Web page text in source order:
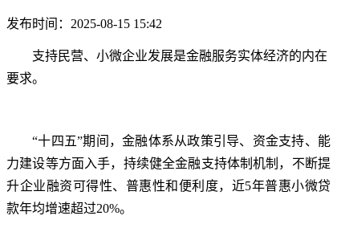
发布时间：2025-08-15 15:42
支持民营、小微企业发展是金融服务实体经济的内在
要求。
“十四五”期间，金融体系从政策引导、资金支持、能
力建设等方面入手，持续健全金融支持体制机制，不断提
升企业融资可得性、普惠性和便利度，近5年普惠小微贷
款年均增速超过20%。